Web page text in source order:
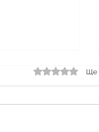
Оцінка: 0 з 5 Ще